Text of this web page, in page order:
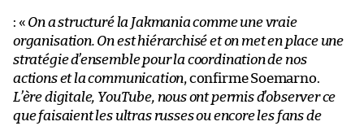
: « On a structuré la Jakmania comme une vraie
organisation. On est hiérarchisé et on met en place une
stratégie d’ensemble pour la coordination de nos
actions et la communication, confirme Soemarno.
L’ère digitale, YouTube, nous ont permis d’observer ce
que faisaient les ultras russes ou encore les fans de